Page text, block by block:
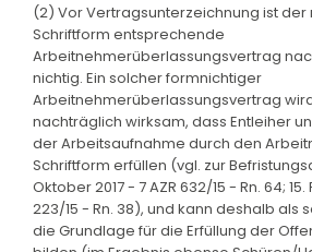
(2) Vor Vertragsunterzeichnung ist der
Schriftform entsprechende
Arbeitnehmerüberlassungsvertrag nach
nichtig. Ein solcher formnichtiger
Arbeitnehmerüberlassungsvertrag
nachträglich wirksam, dass Entleiher
der Arbeitsaufnahme durch den
Schriftform erfüllen (vgl. zur
Oktober 2017 - 7 AZR 632/15 - Rn. 64; 15.
223/15 - Rn. 38), und kann deshalb als
die Grundlage für die Erfüllung der